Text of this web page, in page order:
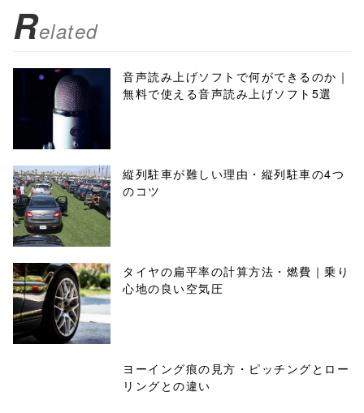
Related
音声読み上げソフトで何ができるのか｜
無料で使える音声読み上げソフト5選
縦列駐車が難しい理由・縦列駐車の4つ
のコツ
タイヤの扁平率の計算方法・燃費｜乗り
心地の良い空気圧
ヨーイング痕の見方・ピッチングとロー
リングとの違い